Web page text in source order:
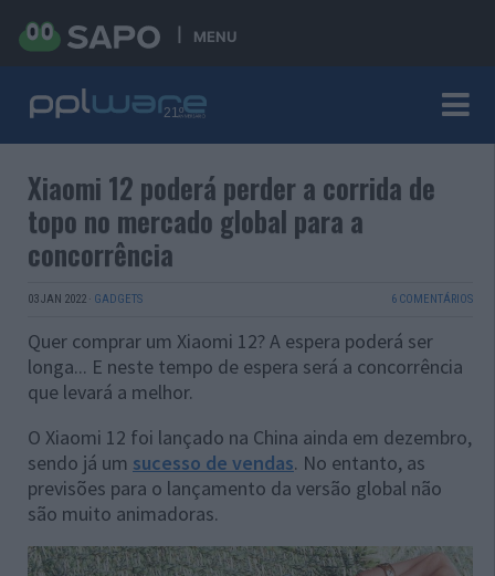
MENU
Xiaomi 12 poderá perder a corrida de
topo no mercado global para a
concorrência
03 JAN 2022 · GADGETS 6 COMENTÁRIOS
Quer comprar um Xiaomi 12? A espera poderá ser
longa... E neste tempo de espera será a concorrência
que levará a melhor.
O Xiaomi 12 foi lançado na China ainda em dezembro,
sendo já um sucesso de vendas. No entanto, as
previsões para o lançamento da versão global não
são muito animadoras.